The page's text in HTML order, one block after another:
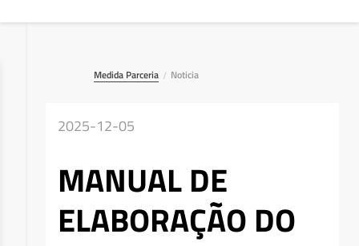
Medida Parceria / Noticia
2025-12-05
MANUAL DE
ELABORAÇÃO DO